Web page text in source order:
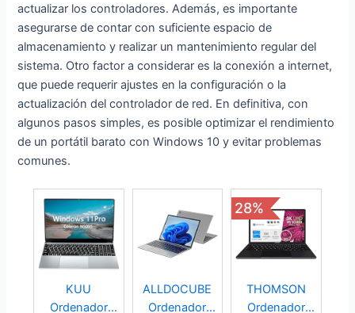
actualizar los controladores. Además, es importante
asegurarse de contar con suficiente espacio de
almacenamiento y realizar un mantenimiento regular del
sistema. Otro factor a considerar es la conexión a internet,
que puede requerir ajustes en la configuración o la
actualización del controlador de red. En definitiva, con
algunos pasos simples, es posible optimizar el rendimiento
de un portátil barato con Windows 10 y evitar problemas
comunes.
KUU
Ordenador
ALLDOCUBE
Ordenador
28%
THOMSON
Ordenador